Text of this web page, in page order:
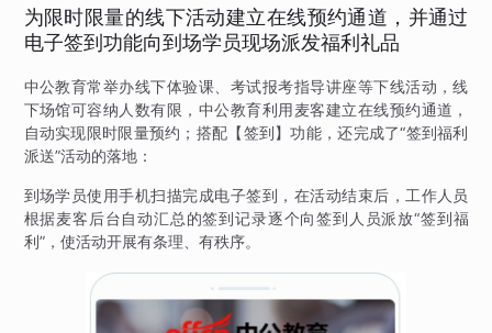
为限时限量的线下活动建立在线预约通道，并通过
电子签到功能向到场学员现场派发福利礼品
中公教育常举办线下体验课、考试报考指导讲座等下线活动，线
下场馆可容纳人数有限，中公教育利用麦客建立在线预约通道，
自动实现限时限量预约；搭配【签到】功能，还完成了“签到福利
派送”活动的落地：
到场学员使用手机扫描完成电子签到，在活动结束后，工作人员
根据麦客后台自动汇总的签到记录逐个向签到人员派放“签到福
利”，使活动开展有条理、有秩序。